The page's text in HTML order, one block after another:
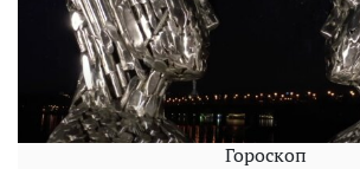
Гороскоп